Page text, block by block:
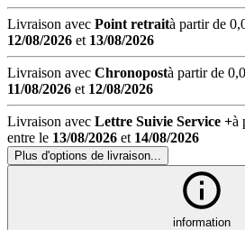
Livraison avec Point retraità partir de
12/08/2026 et 13/08/2026
Livraison avec Chronopostà partir de
11/08/2026 et 12/08/2026
Livraison avec Lettre Suivie Service +à
entre le 13/08/2026 et 14/08/2026
Plus d'options de livraison...
information